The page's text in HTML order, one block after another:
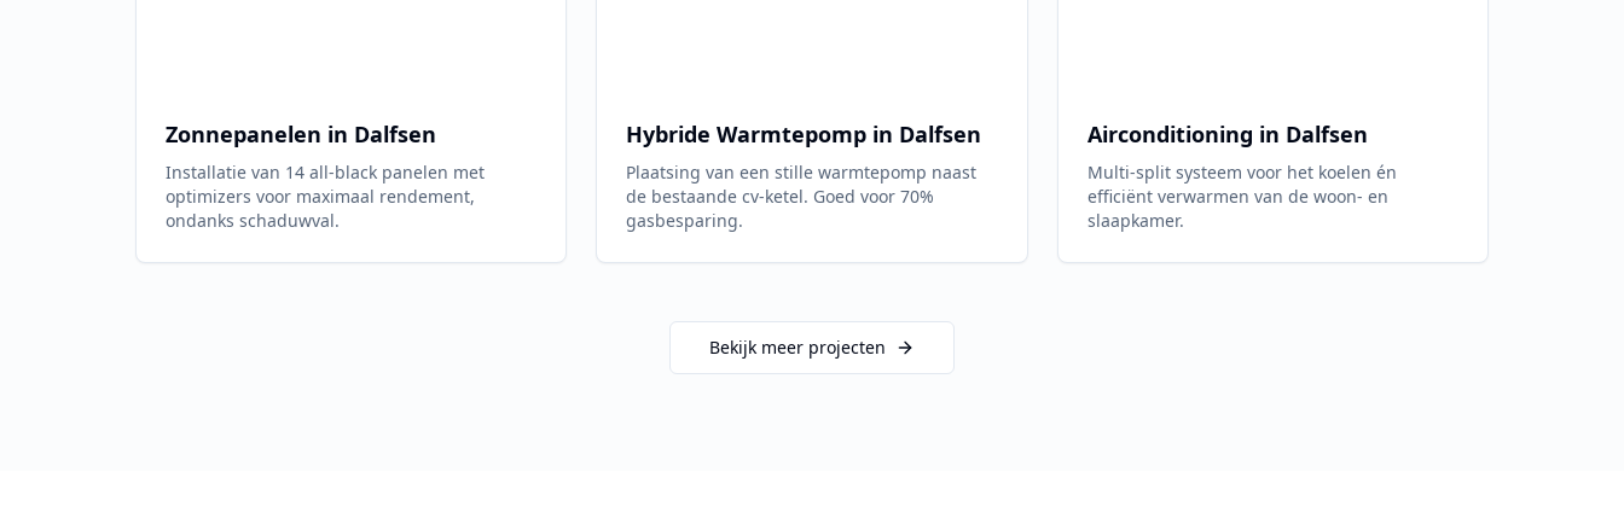
Zonnepanelen in Dalfsen
Installatie van 14 all-black panelen met
optimizers voor maximaal rendement,
ondanks schaduwval.
Hybride Warmtepomp in Dalfsen
Plaatsing van een stille warmtepomp naast
de bestaande cv-ketel. Goed voor 70%
gasbesparing.
Airconditioning in Dalfsen
Multi-split systeem voor het koelen én
efficiënt verwarmen van de woon- en
slaapkamer.
Bekijk meer projecten